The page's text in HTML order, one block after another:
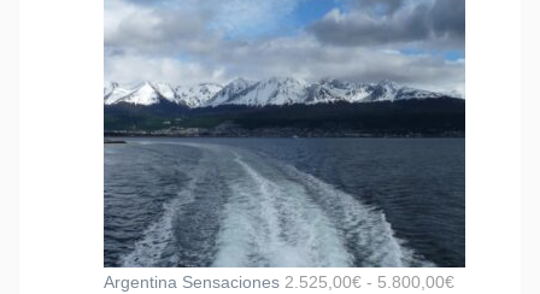
Argentina Sensaciones 2.525,00€ - 5.800,00€